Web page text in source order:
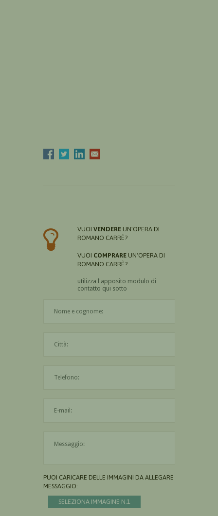
VUOI VENDERE UN'OPERA DI
ROMANO CARRÈ?
VUOI COMPRARE UN'OPERA DI
ROMANO CARRÈ?
utilizza l'apposito modulo di
contatto qui sotto
PUOI CARICARE DELLE IMMAGINI DA ALLEGARE AL
MESSAGGIO:
SELEZIONA IMMAGINE N.1